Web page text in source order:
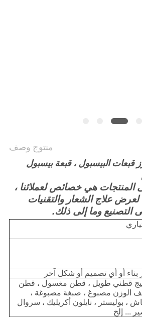
منتوج وصف
قبعات البيسبول ، قبعة بيسبول
المنتجات هي خصائص لعملائنا ،
علاج الشعار والتقنيات
التصنيع وما إلى ذلك.
بناء أو أي تصميم أو شكل آخر
قطني طويل ، قطن مغسول ، قطن
الوزن مصبوغ ، صبغة مصبوغة ،
، بوليستر ، نايلون أكريليك ، سروال
... إلخ